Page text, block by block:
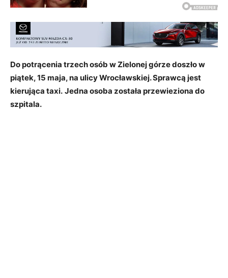
Do potrącenia trzech osób w Zielonej górze doszło w
piątek, 15 maja, na ulicy Wrocławskiej. Sprawcą jest
kierująca taxi. Jedna osoba została przewieziona do
szpitala.